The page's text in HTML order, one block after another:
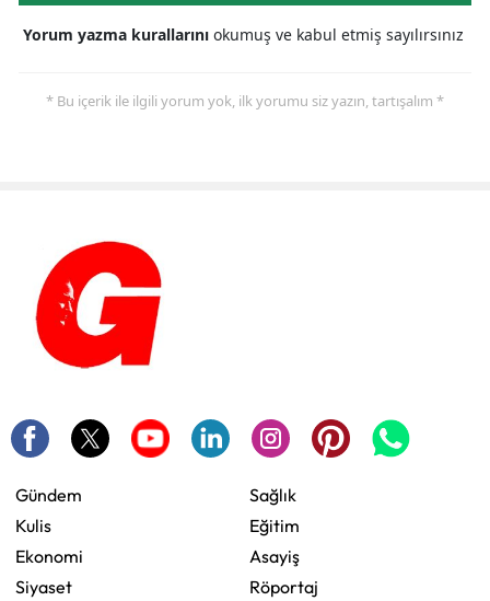
Yorum yazma kurallarını okumuş ve kabul etmiş sayılırsınız
* Bu içerik ile ilgili yorum yok, ilk yorumu siz yazın, tartışalım *
Gündem
Kulis
Ekonomi
Siyaset
Sağlık
Eğitim
Asayiş
Röportaj